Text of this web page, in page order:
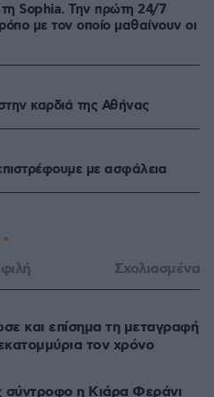
Sophia. Την πρώτη 24/7
με τον οποίο μαθαίνουν οι
καρδιά της Αθήνας
με ασφάλεια
Σχολιασμένα
και επίσημα τη μεταγραφή
τον χρόνο
σύντροφο η Κιάρα Φεράνι